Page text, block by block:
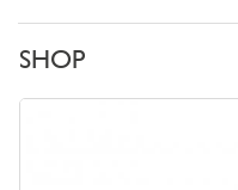
SHOP